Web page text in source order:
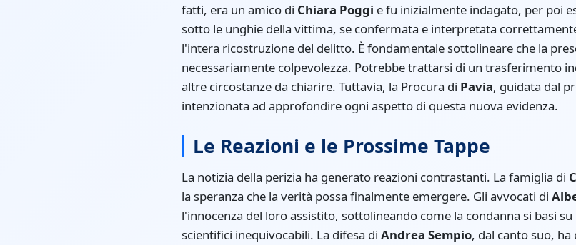
fatti, era un amico di Chiara Poggi e fu inizialmente indagato, per poi
sotto le unghie della vittima, se confermata e interpretata
l'intera ricostruzione del delitto. È fondamentale sottolineare che la
necessariamente colpevolezza. Potrebbe trattarsi di un trasferimento
altre circostanze da chiarire. Tuttavia, la Procura di Pavia, guidata dal
intenzionata ad approfondire ogni aspetto di questa nuova evidenza.
Le Reazioni e le Prossime Tappe
La notizia della perizia ha generato reazioni contrastanti. La famiglia di
la speranza che la verità possa finalmente emergere. Gli avvocati di
l'innocenza del loro assistito, sottolineando come la condanna si basi
scientifici inequivocabili. La difesa di Andrea Sempio, dal canto suo,